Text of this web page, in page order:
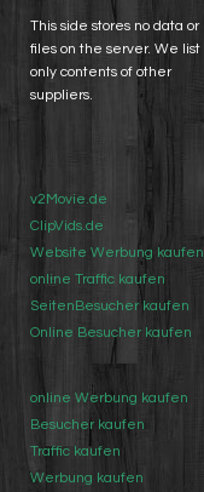
This side stores no data or
files on the server. We list
only contents of other
suppliers.
v2Movie.de
ClipVids.de
Website Werbung kaufen
online Traffic kaufen
SeitenBesucher kaufen
Online Besucher kaufen
online Werbung kaufen
Besucher kaufen
Traffic kaufen
Werbung kaufen